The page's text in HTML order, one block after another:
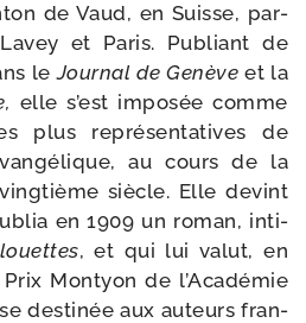
de Vaud, en Suisse, par­
et Paris. Publiant de
leJournal de Genève et la
elle s’est impo­sée comme
plus repré­sen­ta­tives de
au cours de la
siècle. Elle devint
en 1909 un roman, inti­
, et qui lui valut, en
Montyon de l’Académie
des­ti­née aux auteurs fran­